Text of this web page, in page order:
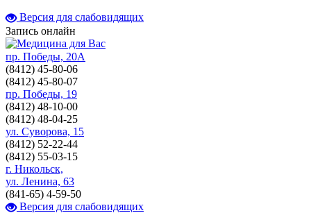
Версия для слабовидящих
Запись онлайн
пр. Победы, 20А
(8412) 45-80-06
(8412) 45-80-07
пр. Победы, 19
(8412) 48-10-00
(8412) 48-04-25
ул. Суворова, 15
(8412) 52-22-44
(8412) 55-03-15
г. Никольск,
ул. Ленина, 63
(841-65) 4-59-50
Версия для слабовидящих